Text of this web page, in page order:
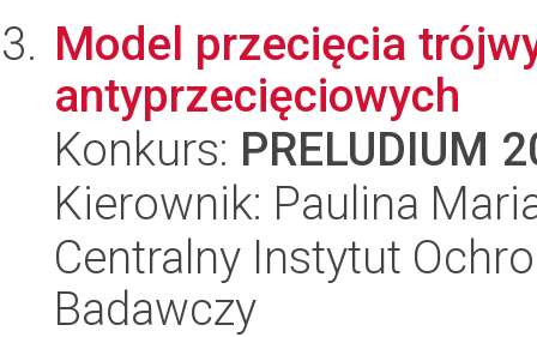
Model przecięcia
antyprzecięciowych
Konkurs: PRELUDIUM
Kierownik: Paulina
Centralny Instytut
Badawczy